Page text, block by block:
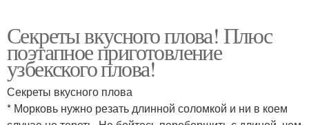
Секреты вкусного плова! Плюс
поэтапное приготовление
узбекского плова!
Секреты вкусного плова
* Морковь нужно резать длинной соломкой и ни в коем